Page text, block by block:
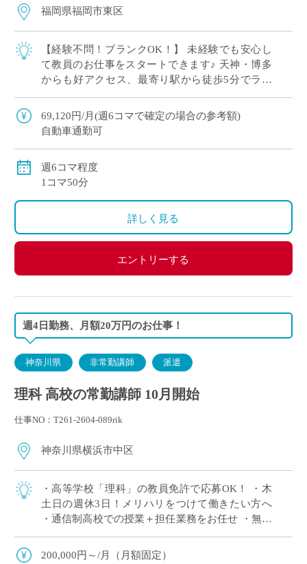
福岡県福岡市東区
【経験不問！ブランクOK！】 未経験でも安心し
て教員のお仕事をスタートできます♪ 天神・博多
からも好アクセス、最寄り駅から徒歩5分でラク
ラク通勤 イー・スタッフから派遣実績あり スポ
ーツも盛んで元気な学校です！ 週6コマ […]
69,120円/月(週6コマで確定の場合の参考額)
自動車通勤可
週6コマ程度
1コマ50分
詳しく見る
エントリーする
週4日勤務、月額20万円のお仕事！
神奈川県 非常勤講師 派遣
理科 高校の常勤講師 10月開始
仕事NO：T261-2604-089rik
神奈川県横浜市中区
・高等学校「理科」の教員免許で応募OK！ ・木
土日の週休3日！メリハリをつけて働きたい方へ
・通信制高校での授業＋担任業務をお任せ ・無学
年制の少人数クラスをご担当 ・勉強が苦手な生徒
に寄り添いたい方へオススメ
200,000円～/月（月額固定）